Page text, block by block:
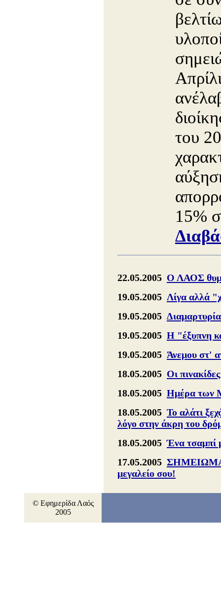
του
15%
22.05.2005 Ο ΛΑΟΣ
19.05.2005 Λίγα αλλά
19.05.2005
19.05.2005 Η "έξυπνη
19.05.2005 Άνεμου στ'
18.05.2005 Οι
18.05.2005 Ημέρα των
18.05.2005 Το αλάτι
λόγο στην άκρη του
18.05.2005Ένα τσαμπί
17.05.2005 ΣΗΜΕΙΩΜΑ
μεγαλείο σου!
© Εφημερίδα Λαός
2005